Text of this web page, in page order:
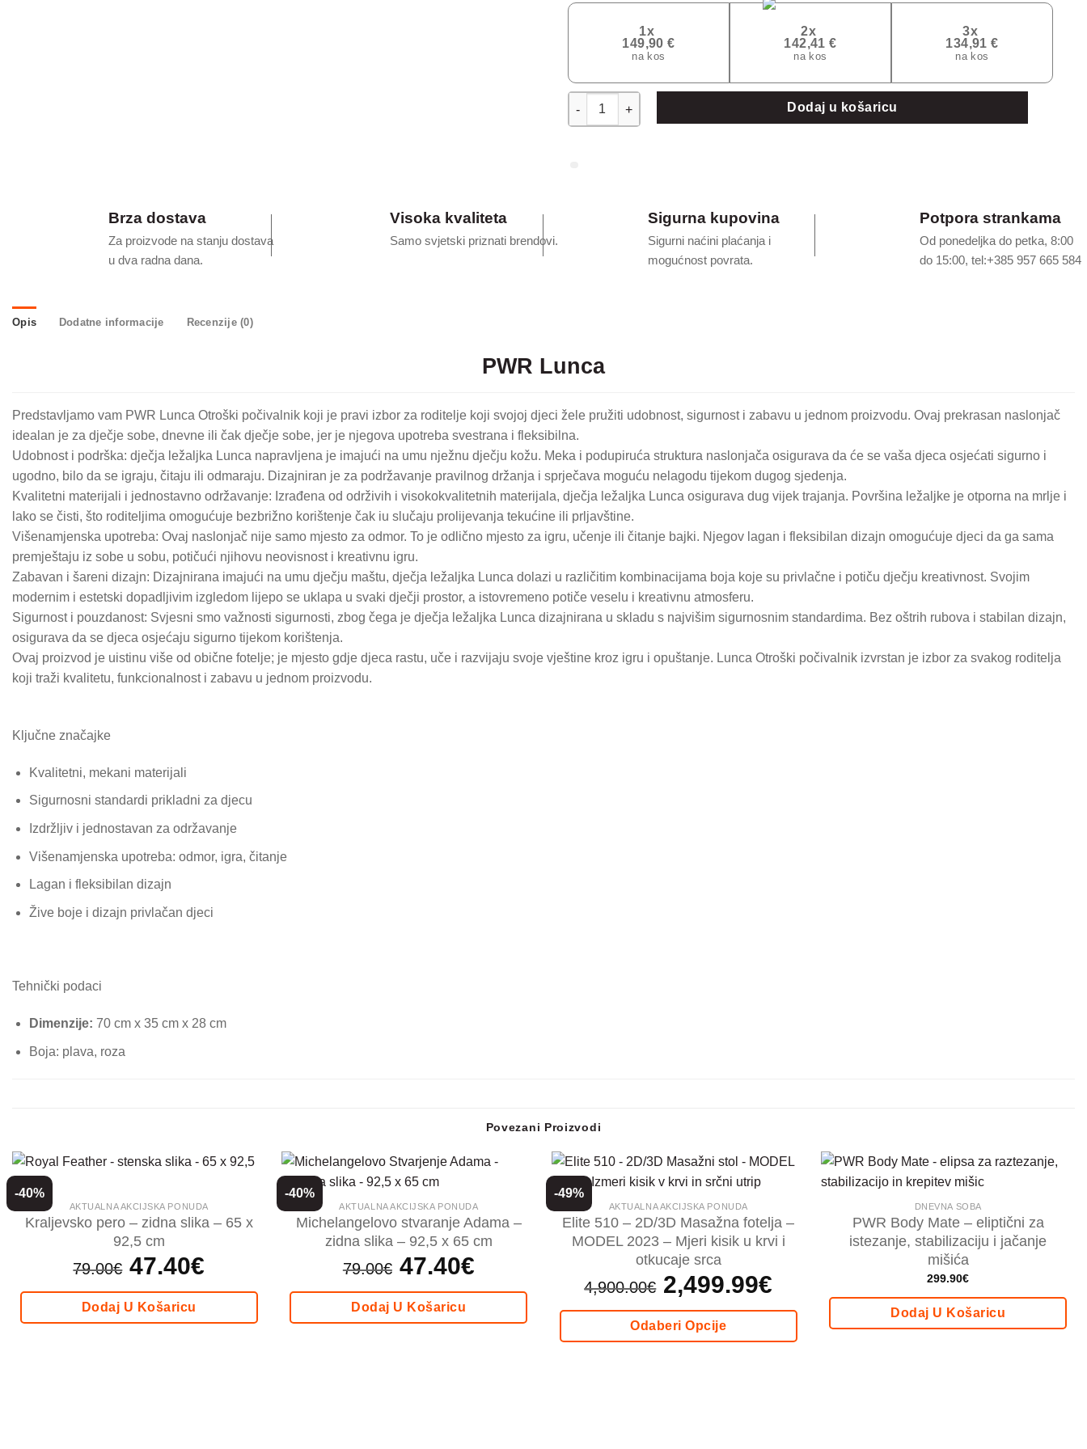
1x
149,90 €
na kos
2x
142,41 €
na kos
3x
134,91 €
na kos
PWR Lunca - dječji naslonjač količina Dodaj u košaricu
Brza dostava
Za proizvode na stanju dostava
u dva radna dana.
Visoka kvaliteta
Samo svjetski priznati brendovi.
Sigurna kupovina
Sigurni naćini plaćanja i
mogućnost povrata.
Potpora strankama
Od ponedeljka do petka, 8:00
do 15:00, tel:+385 957 665 584
Opis Dodatne informacije Recenzije (0)
PWR Lunca
Predstavljamo vam PWR Lunca Otroški počivalnik koji je pravi izbor za roditelje koji svojoj djeci žele pružiti udobnost, sigurnost i zabavu u jednom proizvodu. Ovaj prekrasan naslonjač
idealan je za dječje sobe, dnevne ili čak dječje sobe, jer je njegova upotreba svestrana i fleksibilna.
Udobnost i podrška: dječja ležaljka Lunca napravljena je imajući na umu nježnu dječju kožu. Meka i podupiruća struktura naslonjača osigurava da će se vaša djeca osjećati sigurno i
ugodno, bilo da se igraju, čitaju ili odmaraju. Dizajniran je za podržavanje pravilnog držanja i sprječava moguću nelagodu tijekom dugog sjedenja.
Kvalitetni materijali i jednostavno održavanje: Izrađena od održivih i visokokvalitetnih materijala, dječja ležaljka Lunca osigurava dug vijek trajanja. Površina ležaljke je otporna na mrlje i
lako se čisti, što roditeljima omogućuje bezbrižno korištenje čak iu slučaju prolijevanja tekućine ili prljavštine.
Višenamjenska upotreba: Ovaj naslonjač nije samo mjesto za odmor. To je odlično mjesto za igru, učenje ili čitanje bajki. Njegov lagan i fleksibilan dizajn omogućuje djeci da ga sama
premještaju iz sobe u sobu, potičući njihovu neovisnost i kreativnu igru.
Zabavan i šareni dizajn: Dizajnirana imajući na umu dječju maštu, dječja ležaljka Lunca dolazi u različitim kombinacijama boja koje su privlačne i potiču dječju kreativnost. Svojim
modernim i estetski dopadljivim izgledom lijepo se uklapa u svaki dječji prostor, a istovremeno potiče veselu i kreativnu atmosferu.
Sigurnost i pouzdanost: Svjesni smo važnosti sigurnosti, zbog čega je dječja ležaljka Lunca dizajnirana u skladu s najvišim sigurnosnim standardima. Bez oštrih rubova i stabilan dizajn,
osigurava da se djeca osjećaju sigurno tijekom korištenja.
Ovaj proizvod je uistinu više od obične fotelje; je mjesto gdje djeca rastu, uče i razvijaju svoje vještine kroz igru ​​i opuštanje. Lunca Otroški počivalnik izvrstan je izbor za svakog roditelja
koji traži kvalitetu, funkcionalnost i zabavu u jednom proizvodu.
Ključne značajke
Kvalitetni, mekani materijali
Sigurnosni standardi prikladni za djecu
Izdržljiv i jednostavan za održavanje
Višenamjenska upotreba: odmor, igra, čitanje
Lagan i fleksibilan dizajn
Žive boje i dizajn privlačan djeci
Tehnički podaci
Dimenzije: 70 cm x 35 cm x 28 cm
Boja: plava, roza
Povezani Proizvodi
-40%
AKTUALNA AKCIJSKA PONUDA
Kraljevsko pero – zidna slika – 65 x
92,5 cm
79.00€
Izvorna
cijena
je:
79.00€.
47.40€
47.40€.
Dodaj U Košaricu
-40%
AKTUALNA AKCIJSKA PONUDA
Michelangelovo stvaranje Adama –
zidna slika – 92,5 x 65 cm
79.00€
Izvorna
cijena
je:
79.00€.
47.40€Trenutna
cijena
47.40€.
Dodaj U Košaricu
-49%
AKTUALNA AKCIJSKA PONUDA
Elite 510 – 2D/3D Masažna fotelja –
MODEL 2023 – Mjeri kisik u krvi i
otkucaje srca
4,900.00€
Izvorna
cijena
bila
je:
4,900.00€.
2,499.99€
2,499.99€.
Odaberi Opcije
DNEVNA SOBA
PWR Body Mate – eliptični za
istezanje, stabilizaciju i jačanje
mišića
299.90€
Dodaj U Košaricu